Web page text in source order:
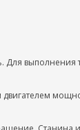
Для выполнения